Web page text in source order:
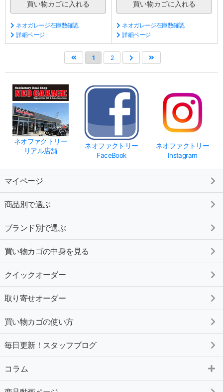
ネオガレージ在庫数確認
詳細ページ
ネオガレージ在庫数確認
詳細ページ
1 2
ネオファクトリー
リアル店舗
ネオファクトリー
FaceBook
ネオファクトリー
Instagram
マイページ
商品別で選ぶ
ブランド別で選ぶ
買い物カゴの中身を見る
クイックオーダー
取り寄せオーダー
買い物カゴの使い方
毎日更新！スタッフブログ
コラム